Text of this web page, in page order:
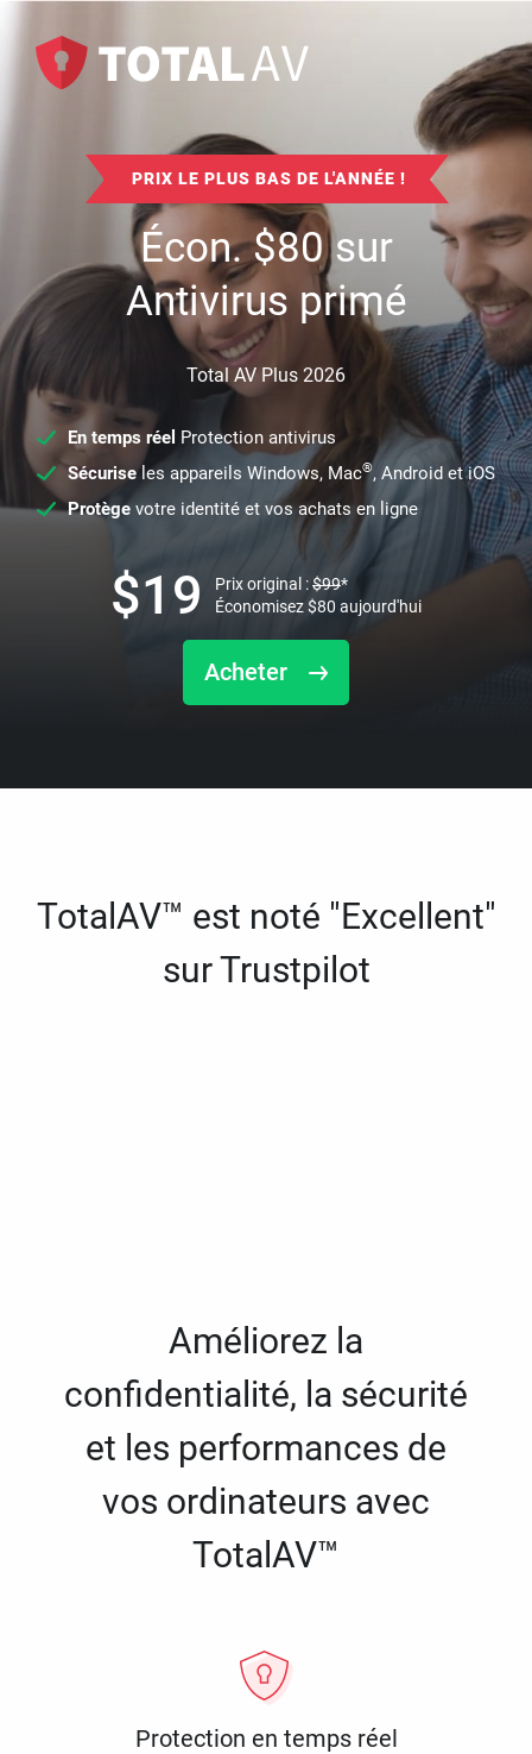
PRIX LE PLUS BAS DE L'ANNÉE !
Écon.$80sur
Antivirus primé
Total AV Plus 2026
En temps réel Protection antivirus
Sécuriseles appareils Windows, Mac®, Android et iOS
Protège votre identité et vos achats en ligne
Acheter
$19 Prix original :$99*
Économisez$80 aujourd'hui
TotalAV™ est noté "Excellent"
sur Trustpilot
Améliorez la
confidentialité, la sécurité
et les performances de
vos ordinateurs avec
TotalAV™
Protection en temps réel